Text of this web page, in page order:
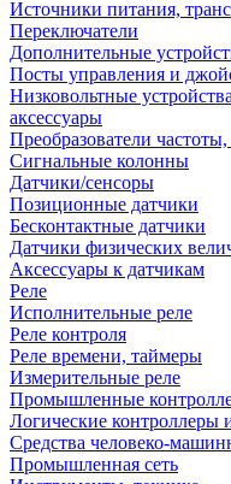
Источники питания,
Переключатели
Дополнительные
Посты управления и
Низковольтные
аксессуары
Преобразователи
Сигнальные колонны
Датчики/сенсоры
Позиционные датчики
Бесконтактные датчики
Датчики физических
Аксессуары к датчикам
Реле
Исполнительные реле
Реле контроля
Реле времени, таймеры
Измерительные реле
Промышленные
Логические контроллеры
Средства человеко-
Промышленная сеть